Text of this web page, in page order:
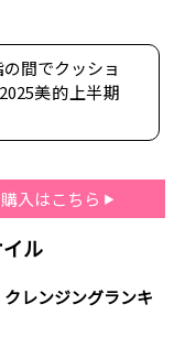
間でクッショ
美的上半期
入はこちら
ル
クレンジングランキ